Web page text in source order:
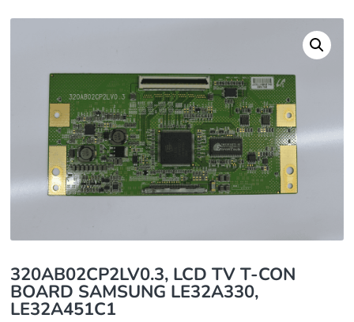
320AB02CP2LV0.3, LCD TV T-CON
BOARD SAMSUNG LE32A330,
LE32A451C1